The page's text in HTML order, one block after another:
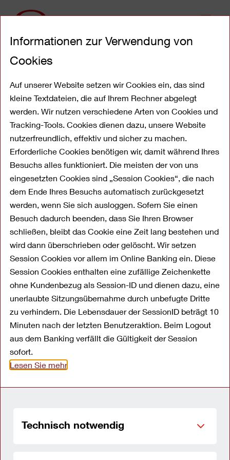
Informationen zur Verwendung von
Cookies
Auf unserer Website setzen wir Cookies ein, das sind
kleine Textdateien, die auf Ihrem Rechner abgelegt
werden. Wir nutzen verschiedene Arten von Cookies und
Tracking-Tools. Cookies dienen dazu, unsere Website
nutzerfreundlich, effektiv und sicher zu machen.
Erforderliche Cookies benötigen wir, damit während Ihres
Besuchs alles funktioniert. Die meisten der von uns
eingesetzten Cookies sind „Session Cookies“, die nach
dem Ende Ihres Besuchs automatisch zurückgesetzt
werden, wenn Sie sich ausloggen. Sofern Sie einen
Besuch dadurch beenden, dass Sie Ihren Browser
schließen, bleibt das Cookie eine Zeit lang bestehen und
wird dann überschrieben oder gelöscht. Wir setzen
Session Cookies vor allem im Online Banking ein. Diese
Session Cookies enthalten eine zufällige Zeichenkette
ohne Kundenbezug als Session-ID und dienen dazu, eine
unerlaubte Sitzungsübernahme durch unbefugte Dritte
zu verhindern. Die Lebensdauer der SessionID beträgt 10
Minuten nach der letzten Benutzeraktion. Beim Logout
aus dem Banking verfällt die Gültigkeit der Session
sofort.
Lesen Sie mehr
Technisch notwendig
zum
InhaltIT-Sicherheitshinweise
Wir halten Sie auf dem
Laufenden
Die Betrugsversuche im Internet und
insbesondere beim Online-Banking nehmen zu.
Bleiben Sie deshalb immer wachsam und
öffnen Sie keine unbekannten E-Mails und
Dateianhänge. Wir informieren Sie über neueste
Betrugsmaschen und haben an dieser Stelle
aktuelle Sicherheitsweise für Sie
zusammengestellt.
IT-Sicherheitshinweis: Vorsicht